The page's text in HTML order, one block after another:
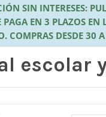
SIN INTERESES:
EN 3 PLAZOS EN
COMPRAS DESDE 30
escolar